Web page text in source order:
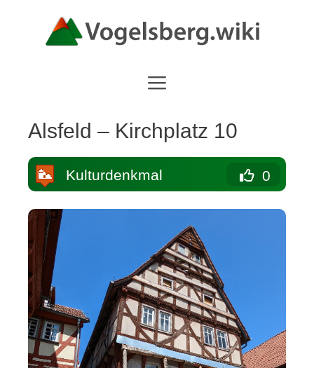
Alsfeld – Kirchplatz 10
Kulturdenkmal 0